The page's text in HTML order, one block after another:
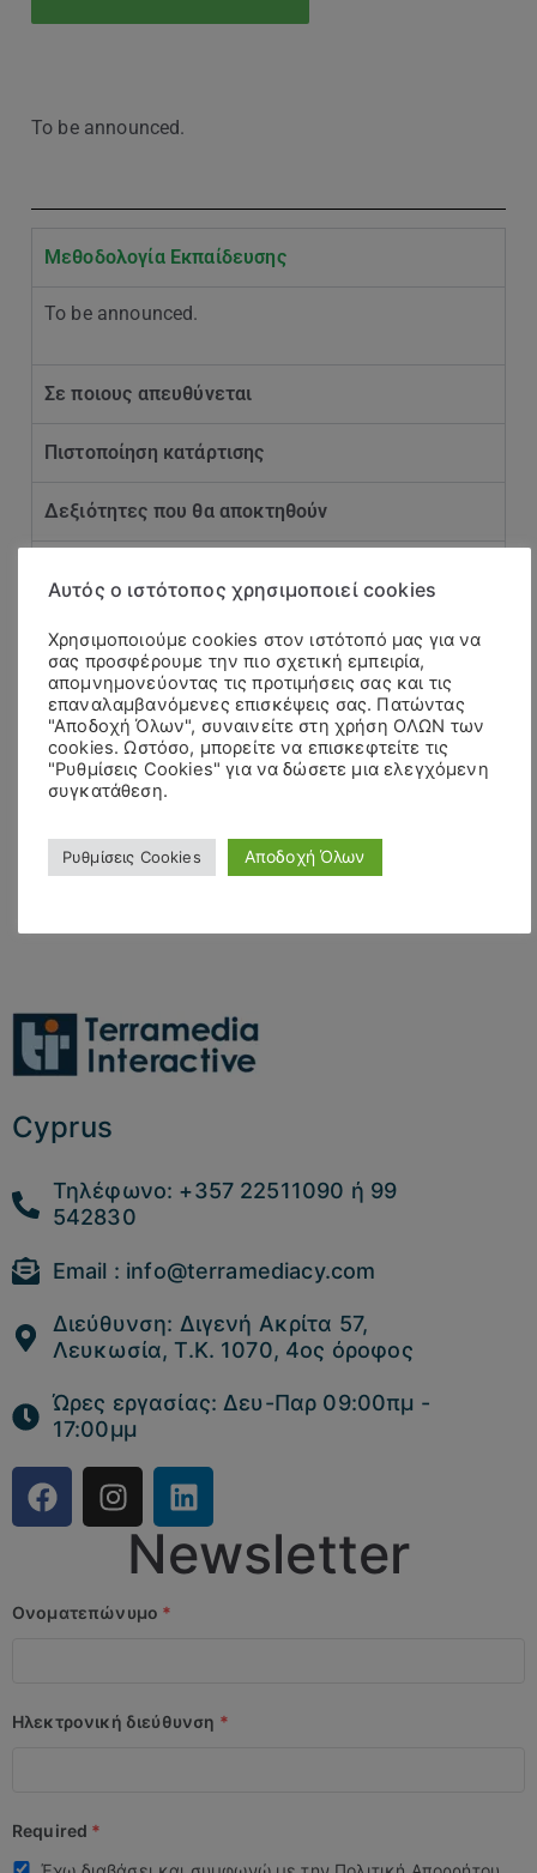
To be announced.
Μεθοδολογία Εκπαίδευσης
To be announced.
Σε ποιους απευθύνεται
Πιστοποίηση κατάρτισης
Δεξιότητες που θα αποκτηθούν
Θέματα που θα καλυφθούν
To be announced.
Cyprus
Τηλέφωνο: +357 22511090 ή 99
542830
Email : info@terramediacy.com
Διεύθυνση: Διγενή Ακρίτα 57,
Λευκωσία, Τ.Κ. 1070, 4ος όροφος
Ώρες εργασίας: Δευ-Παρ 09:00πμ -
17:00μμ
Newsletter
Ονοματεπώνυμο *
Ηλεκτρονική διεύθυνση *
Required *
Αυτός ο ιστότοπος χρησιμοποιεί cookies
Χρησιμοποιούμε cookies στον ιστότοπό μας για να
σας προσφέρουμε την πιο σχετική εμπειρία,
απομνημονεύοντας τις προτιμήσεις σας και τις
επαναλαμβανόμενες επισκέψεις σας. Πατώντας
"Αποδοχή Όλων", συναινείτε στη χρήση ΟΛΩΝ των
cookies. Ωστόσο, μπορείτε να επισκεφτείτε τις
"Ρυθμίσεις Cookies" για να δώσετε μια ελεγχόμενη
συγκατάθεση.
Ρυθμίσεις Cookies Αποδοχή Όλων